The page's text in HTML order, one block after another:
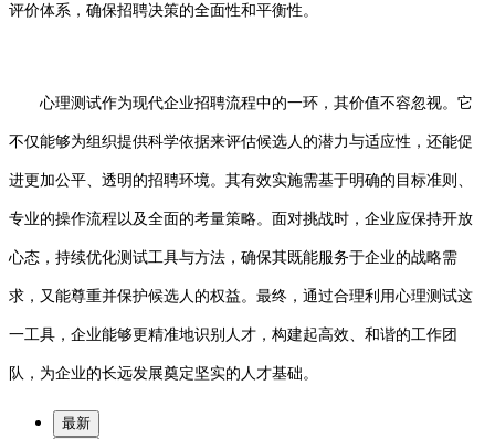
评价体系，确保招聘决策的全面性和平衡性。
心理测试作为现代企业招聘流程中的一环，其价值不容忽视。它
不仅能够为组织提供科学依据来评估候选人的潜力与适应性，还能促
进更加公平、透明的招聘环境。其有效实施需基于明确的目标准则、
专业的操作流程以及全面的考量策略。面对挑战时，企业应保持开放
心态，持续优化测试工具与方法，确保其既能服务于企业的战略需
求，又能尊重并保护候选人的权益。最终，通过合理利用心理测试这
一工具，企业能够更精准地识别人才，构建起高效、和谐的工作团
队，为企业的长远发展奠定坚实的人才基础。
最新